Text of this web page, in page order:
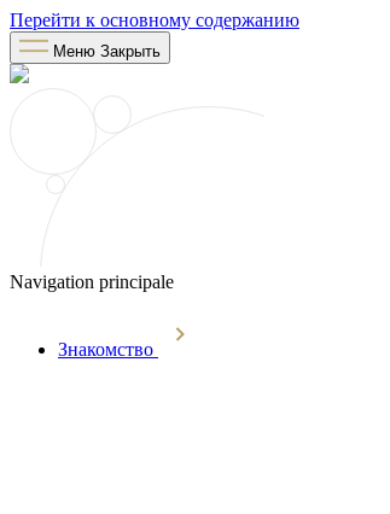
Перейти к основному содержанию
Меню Закрыть
Navigation principale
Знакомство